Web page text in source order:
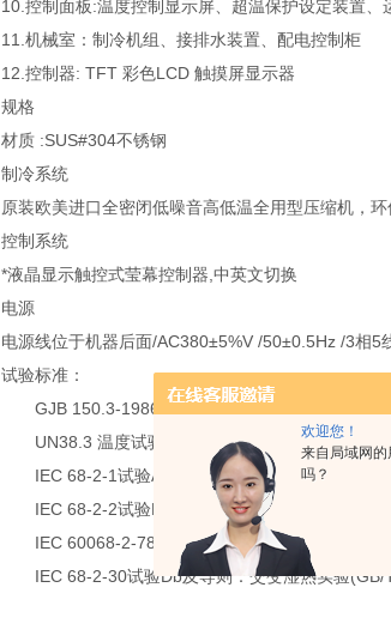
欢迎您！
来自局域网
吗？
10.控制面板:温度控制显示屏、超温保护设定装置
11.机械室：制冷机组、接排水装置、配电控制柜
12.控制器: TFT 彩色LCD 触摸屏显示器
规格
材质 :SUS#304不锈钢
制冷系统
原装欧美进口全密闭低噪音高低温全用型压缩机，
控制系统
*液晶显示触控式莹幕控制器,中英文切换
电源
电源线位于机器后面/AC380±5%V /50±0.5Hz /3相5
试验标准：
GJB 150.3-1986 高温试验 GJB 150.4-1986 低
UN38.3 温度试验 UL2054 加热试验 热循环试验
IEC 68-2-1试验A;寒冷(GB/T2423.1-2001试验A:
IEC 68-2-2试验B:干热(GB/T2423.2-2001试验B:
IEC 60068-2-78试验Cab:恒定湿热试验(GB/
IEC 68-2-30试验Db及导则：交变湿热实验(GB/